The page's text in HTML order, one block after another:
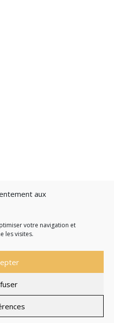
aux
votre navigation et
les visites.
de Saint Martial de
de confidentialité